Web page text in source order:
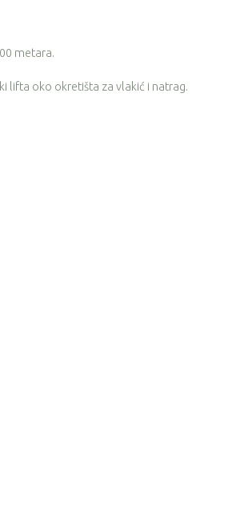
metara.
lifta oko okretišta za vlakić i natrag.